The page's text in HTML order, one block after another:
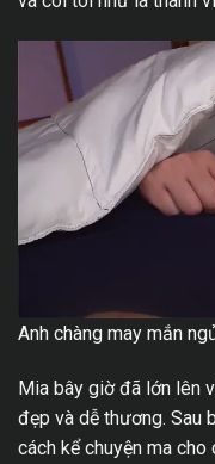
Anh chàng may mắn
Mia bây giờ đã lớn lên
đẹp và dễ thương. Sau
cách kể chuyện ma